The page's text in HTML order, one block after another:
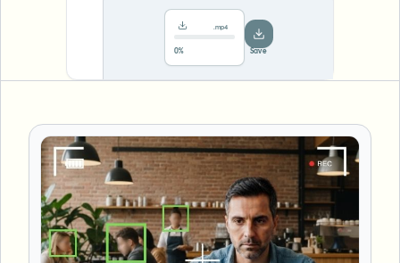
.mp4
78% ···